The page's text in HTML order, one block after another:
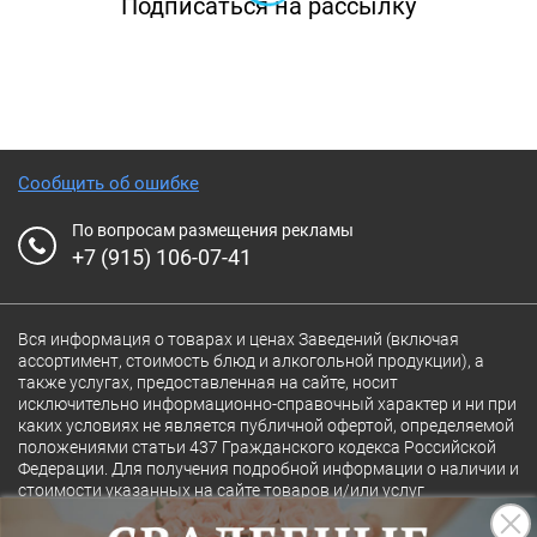
профессиональная команда сделает Ваш
первом этаже расположены открытая кухня и
тандыр, где гости смогут наблюдать за
процессом приготовления блюд и
насладиться ароматом свежеиспеченной
выпечки. Второй этаж располагает к
длительным посиделкам у камина в центре
зала или за большим столом с живыми
оливковыми деревьями.
Подписаться на рассылку
Сообщить об ошибке
По вопросам размещения рекламы
+7 (915) 106-07-41
Вся информация о товарах и ценах Заведений (включая
ассортимент, стоимость блюд и алкогольной продукции), а
также услугах, предоставленная на сайте, носит
исключительно информационно-справочный характер и ни при
каких условиях не является публичной офертой, определяемой
положениями статьи 437 Гражданского кодекса Российской
Федерации. Для получения подробной информации о наличии и
стоимости указанных на сайте товаров и/или услуг
конкретного Заведения обращайтесь непосредственно в